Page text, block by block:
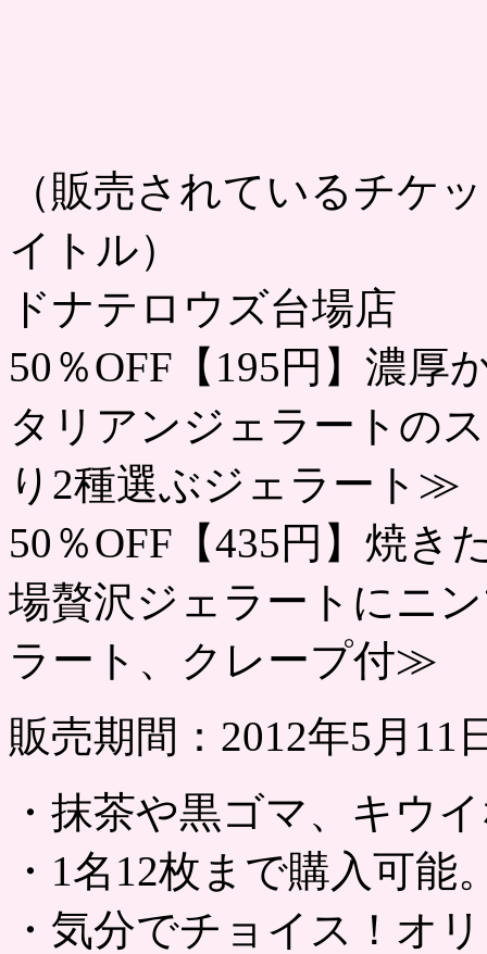
（販売されているチケ
イトル）
ドナテロウズ台場店
50％OFF【195円】濃厚
タリアンジェラートの
り2種選ぶジェラート≫
50％OFF【435円】焼き
場贅沢ジェラートにニ
ラート、クレープ付≫
販売期間：2012年5月11
・抹茶や黒ゴマ、キウ
・1名12枚まで購入可
・気分でチョイス！オ